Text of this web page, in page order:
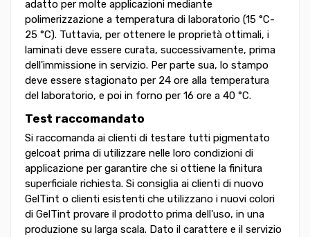
adatto per molte applicazioni mediante
polimerizzazione a temperatura di laboratorio (15 °C-
25 °C). Tuttavia, per ottenere le proprietà ottimali, i
laminati deve essere curata, successivamente, prima
dell'immissione in servizio. Per parte sua, lo stampo
deve essere stagionato per 24 ore alla temperatura
del laboratorio, e poi in forno per 16 ore a 40 °C.
Test raccomandato
Si raccomanda ai clienti di testare tutti pigmentato
gelcoat prima di utilizzare nelle loro condizioni di
applicazione per garantire che si ottiene la finitura
superficiale richiesta. Si consiglia ai clienti di nuovo
GelTint o clienti esistenti che utilizzano i nuovi colori
di GelTint provare il prodotto prima dell'uso, in una
produzione su larga scala. Dato il carattere e il servizio